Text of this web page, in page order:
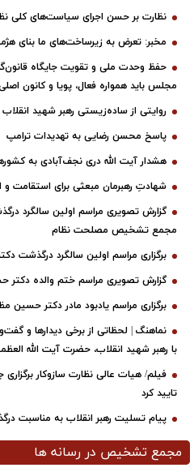
نظارت بر حسن اجرای سیاست‌های کلی
مخبر: تعرض به زیرساخت‌های ما بنای
حفظ وحدت ملی و تقویت جایگاه
مجلس باید همواره فعال، پویا و کانون
روایتی از ساده‌زیستی رهبر شهید انقلاب
پاسخ محسن رضایی به تهدیدات ترامپ
هشدار آیت الله دری نجف‌آبادی به
شهادتِ رهبرمان مبعثی برای استقامت
گزارش تصویری مراسم اولین سالگرد
مجمع تشخیص مصلحت نظام
برگزاری مراسم اولین سالگرد درگذشت
گزارش تصویری مراسم ختم والده دکتر حسین
برگزاری مراسم یادبود مادر دکتر حسین
نماهنگ | لحظاتی از برخی دیدارها و
با رهبر شهید انقلاب، حضرت آیت‌ الله
فیلم/ هیات عالی نظارت سازوکار
تایید کرد
پیام تسلیت رهبر انقلاب به مناسبت
مجمع تشخیص در رسانه ها